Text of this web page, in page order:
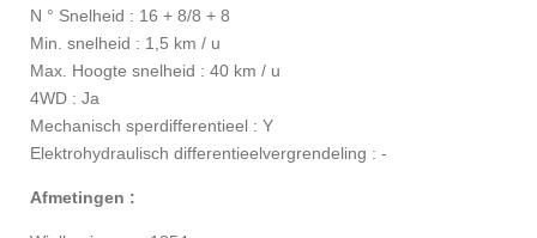
N ° Snelheid : 16 + 8/8 + 8
Min. snelheid : 1,5 km / u
Max. Hoogte snelheid : 40 km / u
4WD : Ja
Mechanisch sperdifferentieel : Y
Elektrohydraulisch differentieelvergrendeling : -
Afmetingen :